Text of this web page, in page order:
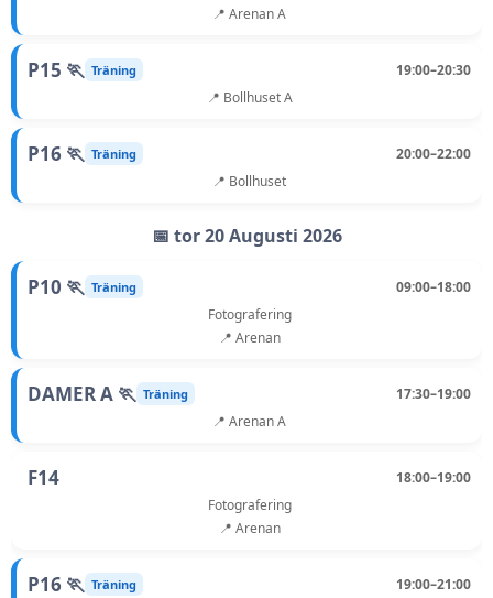
📍 Arenan A
P15 🏃 Träning
19:00–20:30
📍 Bollhuset A
P16 🏃 Träning
20:00–22:00
📍 Bollhuset
📅 tor 20 Augusti 2026
P10 🏃 Träning
09:00–18:00
Fotografering
📍 Arenan
DAMER A 🏃 Träning
17:30–19:00
📍 Arenan A
F14
18:00–19:00
Fotografering
📍 Arenan
P16 🏃 Träning
19:00–21:00